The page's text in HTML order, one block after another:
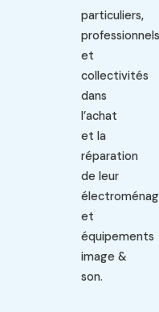
particuliers,
professionnels
et
collectivités
dans
l’achat
et la
réparation
de leur
et
équipements
image &
son.